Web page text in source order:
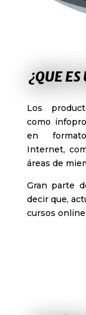
¿QUE
Los
como
en
Internet,
áreas de
Gran parte
decir que,
cursos online.